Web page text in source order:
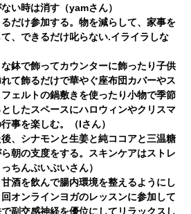
い時は消す（yamさん）
だけ参加する。物を減らして、家事を
、できるだけ叱らない.イライラしな
鉢で飾ってカウンターに飾ったり子供
て飾るだけで華やぐ座布団カバーやス
ェルトの鍋敷きを使ったり小物で季節
したスペースにハロウィンやクリスマ
事を楽しむ。（Iさん）
、シナモンと生姜と純ココアと三温糖
朝の支度をする。スキンケアはストレ
ちんぷいぷいさん）
酒を飲んで腸内環境を整えるようにし
オンラインヨガのレッスンに参加して
副交感神経を優位にしてリラックスし